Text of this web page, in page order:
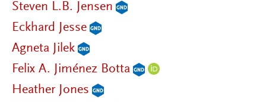
Steven L.B. Jensen
Eckhard Jesse
Agneta Jilek
Felix A. Jiménez Botta
Heather Jones